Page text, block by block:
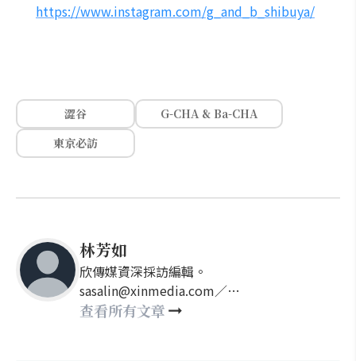
https://www.instagram.com/g_and_b_shibuya/
澀谷
G-CHA & Ba-CHA
東京必訪
林芳如
欣傳媒資深採訪編輯。
sasalin@xinmedia.com／
happy21917@gmail.com
查看所有文章